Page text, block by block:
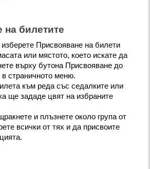
билетите
Присвояване на билети
или мястото, което искате да
върху бутона Присвояване до
страничното меню.
към реда със седалките или
ще зададе цвят на избраните
и плъзнете около група от
всички от тях и да присвоите